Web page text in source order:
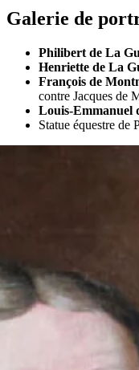
Galerie de
Philibert de La
Henriette de La
François de
contre Jacques de
Louis-Emmanuel
Statue équestre de